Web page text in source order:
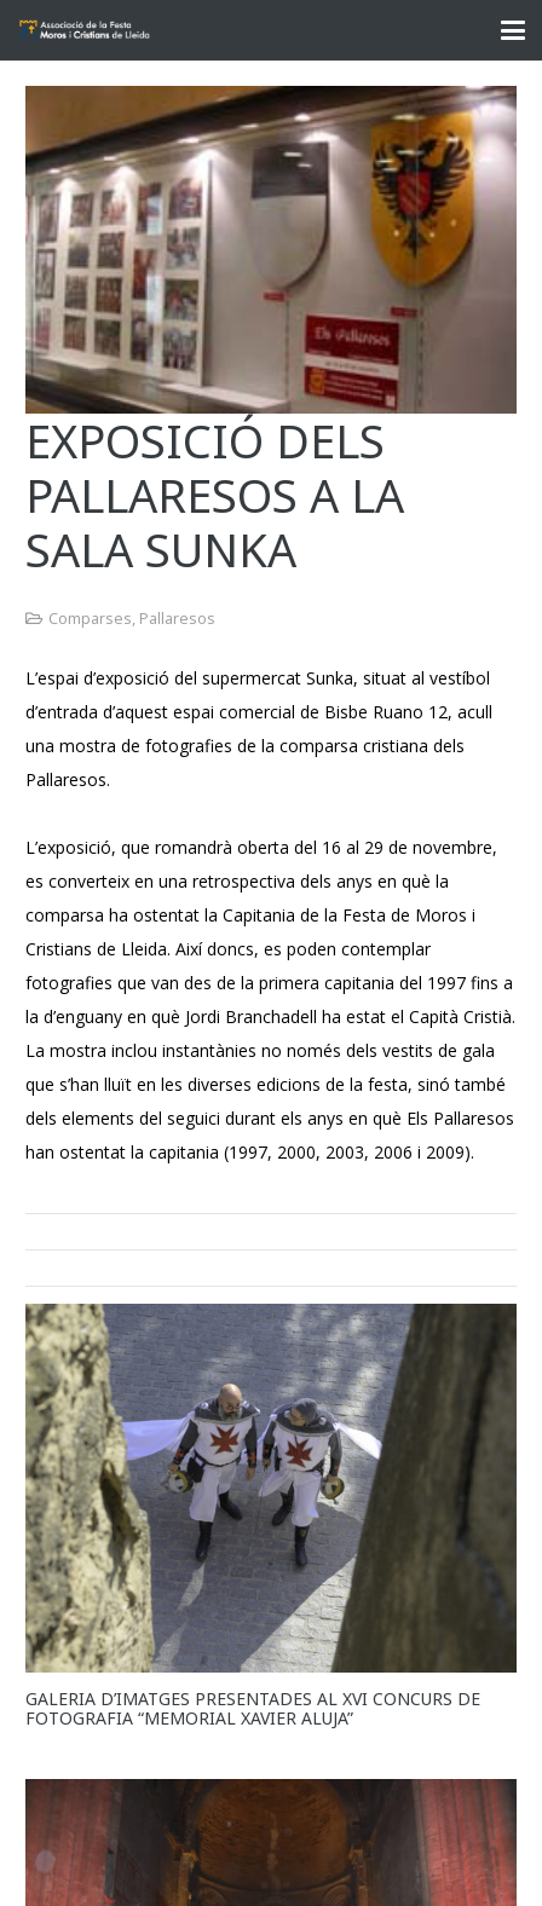
EXPOSICIÓ DELS
PALLARESOS A LA
SALA SUNKA
Comparses, Pallaresos
L’espai d’exposició del supermercat Sunka, situat al vestíbol
d’entrada d’aquest espai comercial de Bisbe Ruano 12, acull
una mostra de fotografies de la comparsa cristiana dels
Pallaresos.
L’exposició, que romandrà oberta del 16 al 29 de novembre,
es converteix en una retrospectiva dels anys en què la
comparsa ha ostentat la Capitania de la Festa de Moros i
Cristians de Lleida. Així doncs, es poden contemplar
fotografies que van des de la primera capitania del 1997 fins a
la d’enguany en què Jordi Branchadell ha estat el Capità Cristià.
La mostra inclou instantànies no només dels vestits de gala
que s’han lluït en les diverses edicions de la festa, sinó també
dels elements del seguici durant els anys en què Els Pallaresos
han ostentat la capitania (1997, 2000, 2003, 2006 i 2009).
GALERIA D’IMATGES PRESENTADES AL XVI CONCURS DE
FOTOGRAFIA “MEMORIAL XAVIER ALUJA”